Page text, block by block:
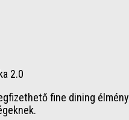
2.0
fine dining